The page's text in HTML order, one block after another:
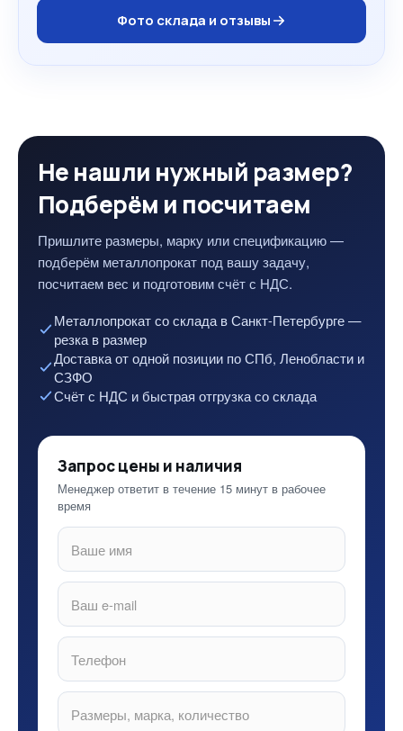
Фото склада и отзывы
Не нашли нужный размер?
Подберём и посчитаем
Пришлите размеры, марку или спецификацию —
подберём металлопрокат под вашу задачу,
посчитаем вес и подготовим счёт с НДС.
Металлопрокат со склада в Санкт-Петербурге —
резка в размер
Доставка от одной позиции по СПб, Ленобласти и
СЗФО
Счёт с НДС и быстрая отгрузка со склада
Запрос цены и наличия
Менеджер ответит в течение 15 минут в рабочее
время